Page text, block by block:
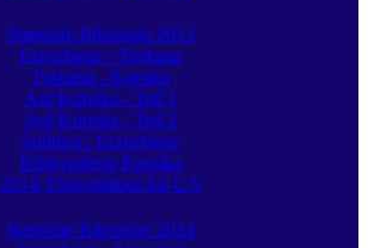
Startseite Bikertage 2013
Erzgebirge - Toskana
Toskana - Korsika
Auf Korsika - Teil 1
Auf Korsika - Teil 2
Südtirol - Erzgebirge
Bildergalerie Korsika
2014: Ostwindtour bis UA
Startseite Bikertage 2014